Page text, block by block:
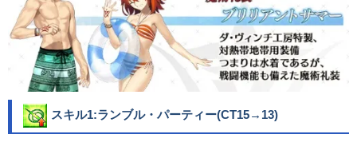
スキル1:ランブル・パーティー(CT15→13)